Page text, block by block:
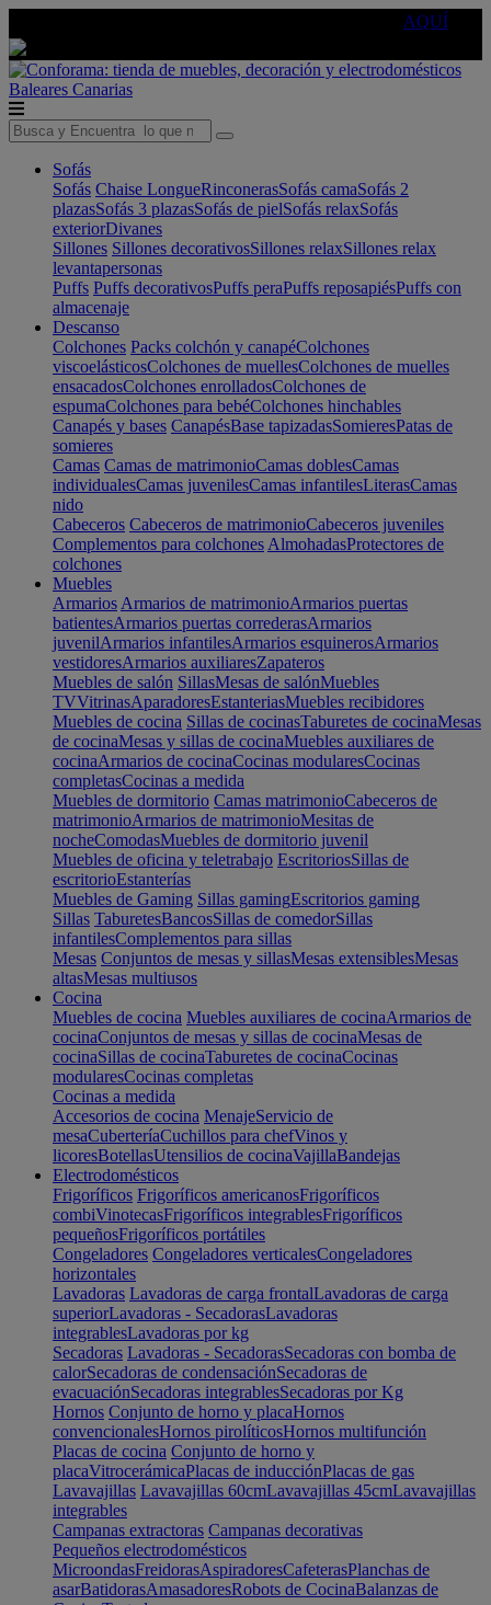
AQUÍ
Baleares Canarias
Sofás
Sofás Chaise LongueRinconerasSofás camaSofás 2
plazasSofás 3 plazasSofás de pielSofás relaxSofás
exteriorDivanes
Sillones Sillones decorativosSillones relaxSillones relax
levantapersonas
Puffs Puffs decorativosPuffs peraPuffs reposapiésPuffs con
almacenaje
Descanso
Colchones Packs colchón y canapéColchones
viscoelásticosColchones de muellesColchones de muelles
ensacadosColchones enrolladosColchones de
espumaColchones para bebéColchones hinchables
Canapés y bases CanapésBase tapizadasSomieresPatas de
somieres
Camas Camas de matrimonioCamas doblesCamas
individualesCamas juvenilesCamas infantilesLiterasCamas
nido
Cabeceros Cabeceros de matrimonioCabeceros juveniles
Complementos para colchones AlmohadasProtectores de
colchones
Muebles
Armarios Armarios de matrimonioArmarios puertas
batientesArmarios puertas correderasArmarios
juvenilArmarios infantilesArmarios esquinerosArmarios
vestidoresArmarios auxiliaresZapateros
Muebles de salón SillasMesas de salónMuebles
TVVitrinasAparadoresEstanteriasMuebles recibidores
Muebles de cocina Sillas de cocinasTaburetes de cocinaMesas
de cocinaMesas y sillas de cocinaMuebles auxiliares de
cocinaArmarios de cocinaCocinas modularesCocinas
completasCocinas a medida
Muebles de dormitorio Camas matrimonioCabeceros de
matrimonioArmarios de matrimonioMesitas de
nocheComodasMuebles de dormitorio juvenil
Muebles de oficina y teletrabajo EscritoriosSillas de
escritorioEstanterías
Muebles de Gaming Sillas gamingEscritorios gaming
Sillas TaburetesBancosSillas de comedorSillas
infantilesComplementos para sillas
Mesas Conjuntos de mesas y sillasMesas extensiblesMesas
altasMesas multiusos
Cocina
Muebles de cocina Muebles auxiliares de cocinaArmarios de
cocinaConjuntos de mesas y sillas de cocinaMesas de
cocinaSillas de cocinaTaburetes de cocinaCocinas
modularesCocinas completas
Cocinas a medida
Accesorios de cocina MenajeServicio de
mesaCuberteríaCuchillos para chefVinos y
licoresBotellasUtensilios de cocinaVajillaBandejas
Electrodomésticos
Frigoríficos Frigoríficos americanosFrigoríficos
combiVinotecasFrigoríficos integrablesFrigoríficos
pequeñosFrigoríficos portátiles
Congeladores Congeladores verticalesCongeladores
horizontales
Lavadoras Lavadoras de carga frontalLavadoras de carga
superiorLavadoras - SecadorasLavadoras
integrablesLavadoras por kg
Secadoras Lavadoras - SecadorasSecadoras con bomba de
calorSecadoras de condensaciónSecadoras de
evacuaciónSecadoras integrablesSecadoras por Kg
Hornos Conjunto de horno y placaHornos
convencionalesHornos pirolíticosHornos multifunción
Placas de cocina Conjunto de horno y
placaVitrocerámicaPlacas de inducciónPlacas de gas
Lavavajillas Lavavajillas 60cmLavavajillas 45cmLavavajillas
integrables
Campanas extractoras Campanas decorativas
Pequeños electrodomésticos
MicroondasFreidorasAspiradoresCafeterasPlanchas de
asarBatidorasAmasadoresRobots de CocinaBalanzas de